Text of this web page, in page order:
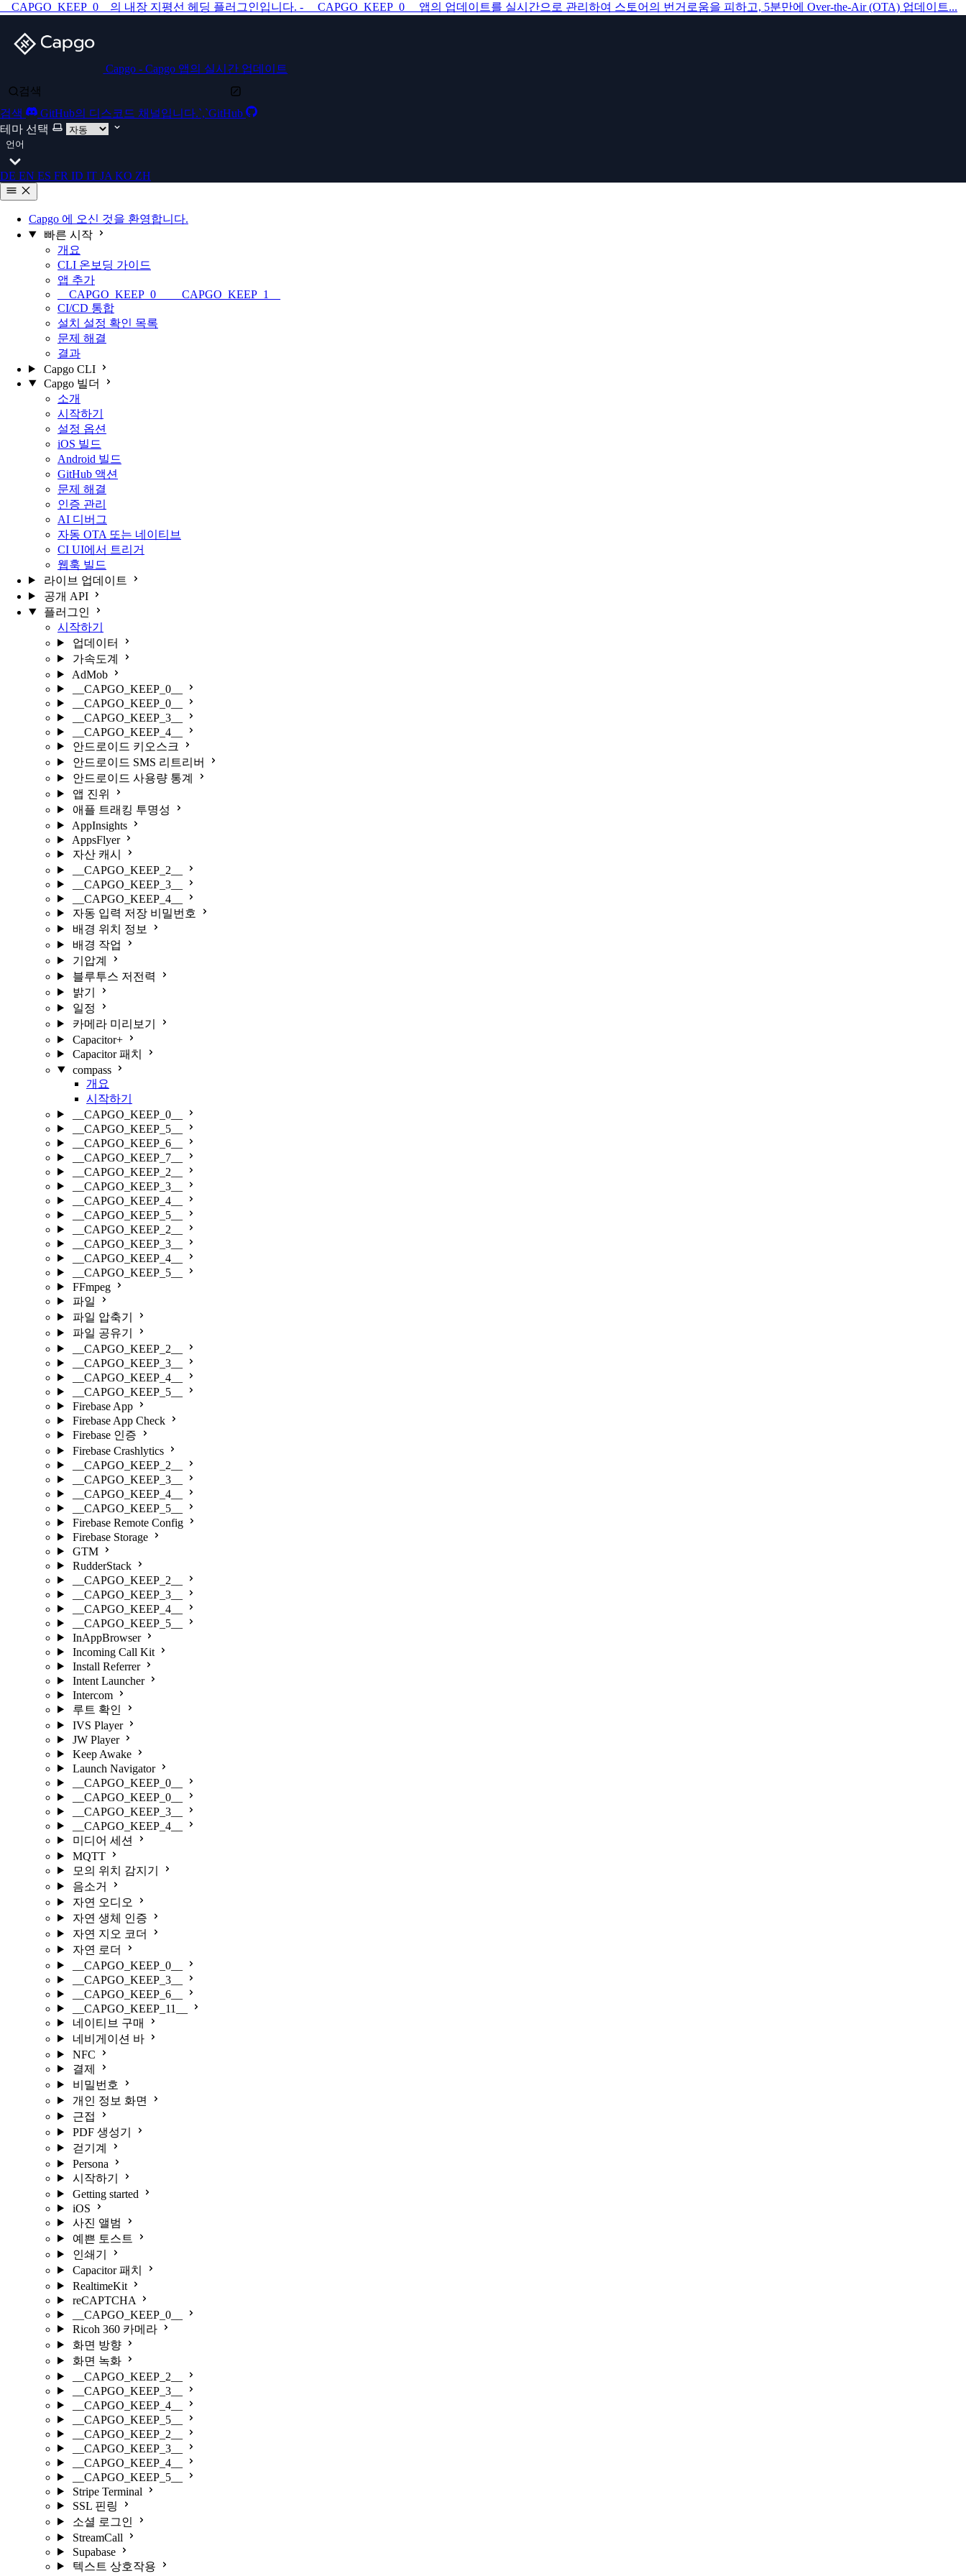
__CAPGO_KEEP_0__의 내장 지평선 헤딩 플러그인입니다. - __CAPGO_KEEP_0__ 앱의 업데이트를 실시간으로 관리하여 스토어의 번거로움을 피하고, 5분만에 Over-the-Air (OTA) 업데이트...
Capgo - Capgo 앱의 실시간 업데이트
검색
검색
GitHub의 디스코드 채널입니다.`,`GitHub
테마 선택
언어
DE EN ES FR ID IT JA KO ZH
Capgo 에 오신 것을 환영합니다.
빠른 시작
개요
CLI 온보딩 가이드
앱 추가
__CAPGO_KEEP_0__ __CAPGO_KEEP_1__
CI/CD 통합
설치 설정 확인 목록
문제 해결
결과
Capgo CLI
Capgo 빌더
소개
시작하기
설정 옵션
iOS 빌드
Android 빌드
GitHub 액션
문제 해결
인증 관리
AI 디버그
자동 OTA 또는 네이티브
CI UI에서 트리거
웹훅 빌드
라이브 업데이트
공개 API
플러그인
시작하기
업데이터
가속도계
AdMob
__CAPGO_KEEP_0__
__CAPGO_KEEP_0__
__CAPGO_KEEP_3__
__CAPGO_KEEP_4__
안드로이드 키오스크
안드로이드 SMS 리트리버
안드로이드 사용량 통계
앱 진위
애플 트래킹 투명성
AppInsights
AppsFlyer
자산 캐시
__CAPGO_KEEP_2__
__CAPGO_KEEP_3__
__CAPGO_KEEP_4__
자동 입력 저장 비밀번호
배경 위치 정보
배경 작업
기압계
블루투스 저전력
밝기
일정
카메라 미리보기
Capacitor+
Capacitor 패치
compass
개요
시작하기
__CAPGO_KEEP_0__
__CAPGO_KEEP_5__
__CAPGO_KEEP_6__
__CAPGO_KEEP_7__
__CAPGO_KEEP_2__
__CAPGO_KEEP_3__
__CAPGO_KEEP_4__
__CAPGO_KEEP_5__
__CAPGO_KEEP_2__
__CAPGO_KEEP_3__
__CAPGO_KEEP_4__
__CAPGO_KEEP_5__
FFmpeg
파일
파일 압축기
파일 공유기
__CAPGO_KEEP_2__
__CAPGO_KEEP_3__
__CAPGO_KEEP_4__
__CAPGO_KEEP_5__
Firebase App
Firebase App Check
Firebase 인증
Firebase Crashlytics
__CAPGO_KEEP_2__
__CAPGO_KEEP_3__
__CAPGO_KEEP_4__
__CAPGO_KEEP_5__
Firebase Remote Config
Firebase Storage
GTM
RudderStack
__CAPGO_KEEP_2__
__CAPGO_KEEP_3__
__CAPGO_KEEP_4__
__CAPGO_KEEP_5__
InAppBrowser
Incoming Call Kit
Install Referrer
Intent Launcher
Intercom
루트 확인
IVS Player
JW Player
Keep Awake
Launch Navigator
__CAPGO_KEEP_0__
__CAPGO_KEEP_0__
__CAPGO_KEEP_3__
__CAPGO_KEEP_4__
미디어 세션
MQTT
모의 위치 감지기
음소거
자연 오디오
자연 생체 인증
자연 지오 코더
자연 로더
__CAPGO_KEEP_0__
__CAPGO_KEEP_3__
__CAPGO_KEEP_6__
__CAPGO_KEEP_11__
네이티브 구매
네비게이션 바
NFC
결제
비밀번호
개인 정보 화면
근접
PDF 생성기
걷기계
Persona
시작하기
Getting started
iOS
사진 앨범
예쁜 토스트
인쇄기
Capacitor 패치
RealtimeKit
reCAPTCHA
__CAPGO_KEEP_0__
Ricoh 360 카메라
화면 방향
화면 녹화
__CAPGO_KEEP_2__
__CAPGO_KEEP_3__
__CAPGO_KEEP_4__
__CAPGO_KEEP_5__
__CAPGO_KEEP_2__
__CAPGO_KEEP_3__
__CAPGO_KEEP_4__
__CAPGO_KEEP_5__
Stripe Terminal
SSL 핀링
소셜 로그인
StreamCall
Supabase
텍스트 상호작용